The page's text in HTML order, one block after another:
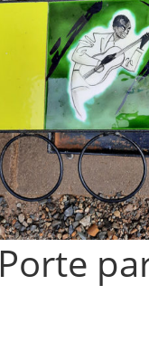
Porte